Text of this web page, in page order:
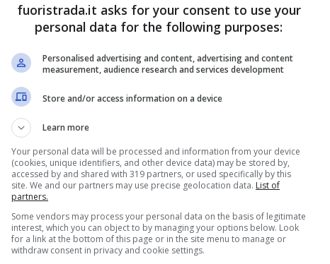
di marce ridotte. Dunque, la Toyota Land
stile da fuoristrada duro e puro, sia sul fronte
un’occhiata agli esterni,l’aspetto è davvero
nella portiera anteriore
sono più verticali rispetto al passato, mentre
perfetta in ogni situazione
sono composti da più parti, i fari sono a
seconda di quello che è l’allestimento che si
tra cui scegliere tra asfalto e quelli più
fuoristrada.it asks for your consent to use your
personal data for the following purposes:
Personalised advertising and content, advertising and content
measurement, audience research and services development
Store and/or access information on a device
Learn more
Your personal data will be processed and information from your device
(cookies, unique identifiers, and other device data) may be stored by,
accessed by and shared with 319 partners, or used specifically by this
site. We and our partners may use precise geolocation data. List of
partners.
Some vendors may process your personal data on the basis of legitimate
interest, which you can object to by managing your options below. Look
for a link at the bottom of this page or in the site menu to manage or
withdraw consent in privacy and cookie settings.